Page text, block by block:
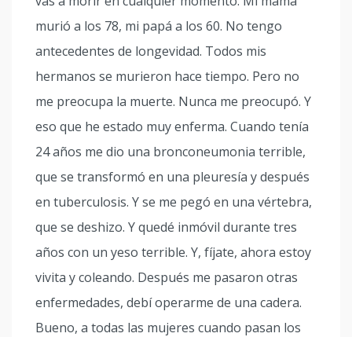
murió a los 78, mi papá a los 60. No tengo
antecedentes de longevidad. Todos mis
hermanos se murieron hace tiempo. Pero no
me preocupa la muerte. Nunca me preocupó. Y
eso que he estado muy enferma. Cuando tenía
24 años me dio una bronconeumonia terrible,
que se transformó en una pleuresía y después
en tuberculosis. Y se me pegó en una vértebra,
que se deshizo. Y quedé inmóvil durante tres
años con un yeso terrible. Y, fíjate, ahora estoy
vivita y coleando. Después me pasaron otras
enfermedades, debí operarme de una cadera.
Bueno, a todas las mujeres cuando pasan los